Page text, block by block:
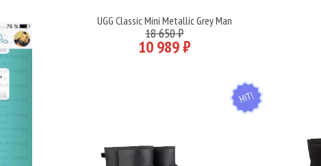
Подробнее
UGG Classic Mini Metallic Grey Man
18 650 ₽
10 989 ₽
HIT